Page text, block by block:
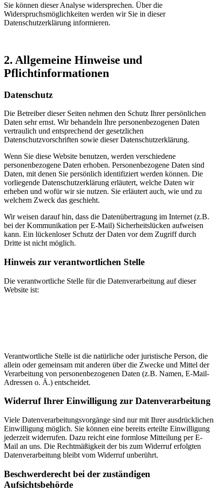
Sie können dieser Analyse widersprechen. Über die
Widerspruchsmöglichkeiten werden wir Sie in dieser
Datenschutzerklärung informieren.
2. Allgemeine Hinweise und
Pflichtinformationen
Datenschutz
Die Betreiber dieser Seiten nehmen den Schutz Ihrer persönlichen
Daten sehr ernst. Wir behandeln Ihre personenbezogenen Daten
vertraulich und entsprechend der gesetzlichen
Datenschutzvorschriften sowie dieser Datenschutzerklärung.
Wenn Sie diese Website benutzen, werden verschiedene
personenbezogene Daten erhoben. Personenbezogene Daten sind
Daten, mit denen Sie persönlich identifiziert werden können. Die
vorliegende Datenschutzerklärung erläutert, welche Daten wir
erheben und wofür wir sie nutzen. Sie erläutert auch, wie und zu
welchem Zweck das geschieht.
Wir weisen darauf hin, dass die Datenübertragung im Internet (z.B.
bei der Kommunikation per E-Mail) Sicherheitslücken aufweisen
kann. Ein lückenloser Schutz der Daten vor dem Zugriff durch
Dritte ist nicht möglich.
Hinweis zur verantwortlichen Stelle
Die verantwortliche Stelle für die Datenverarbeitung auf dieser
Website ist:
Verantwortliche Stelle ist die natürliche oder juristische Person, die
allein oder gemeinsam mit anderen über die Zwecke und Mittel der
Verarbeitung von personenbezogenen Daten (z.B. Namen, E-Mail-
Adressen o. Ä.) entscheidet.
Widerruf Ihrer Einwilligung zur Datenverarbeitung
Viele Datenverarbeitungsvorgänge sind nur mit Ihrer ausdrücklichen
Einwilligung möglich. Sie können eine bereits erteilte Einwilligung
jederzeit widerrufen. Dazu reicht eine formlose Mitteilung per E-
Mail an uns. Die Rechtmäßigkeit der bis zum Widerruf erfolgten
Datenverarbeitung bleibt vom Widerruf unberührt.
Beschwerderecht bei der zuständigen
Aufsichtsbehörde